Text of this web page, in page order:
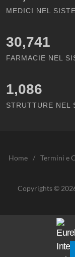
MEDICI NEL
30,741
FARMACIE NEL
1,086
STRUTTURE NEL
Home / Termini e
Copyrights ©